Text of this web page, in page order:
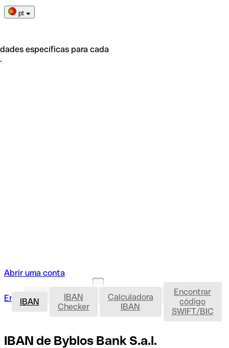
pt
específicas para cada
Abrir uma conta
Entrar Abrir uma conta IBAN
IBAN
IBAN
Checker
Calculadora
IBAN
Encontrar
código
SWIFT/BIC
IBAN de Byblos Bank S.a.l.